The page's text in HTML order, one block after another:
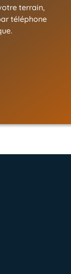
terrain,
téléphone